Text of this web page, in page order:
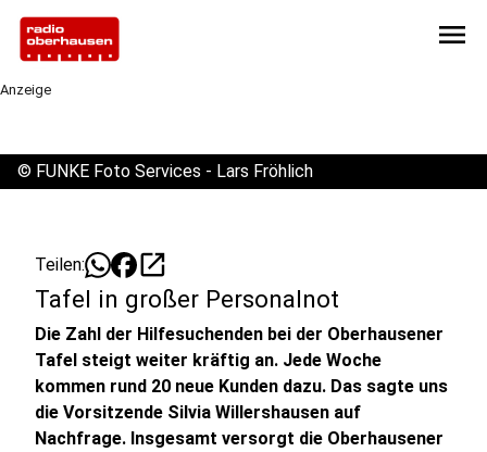
menu
Anzeige
© FUNKE Foto Services - Lars Fröhlich
Teilen: open_in_new
Tafel in großer Personalnot
Die Zahl der Hilfesuchenden bei der Oberhausener
Tafel steigt weiter kräftig an. Jede Woche
kommen rund 20 neue Kunden dazu. Das sagte uns
die Vorsitzende Silvia Willershausen auf
Nachfrage. Insgesamt versorgt die Oberhausener